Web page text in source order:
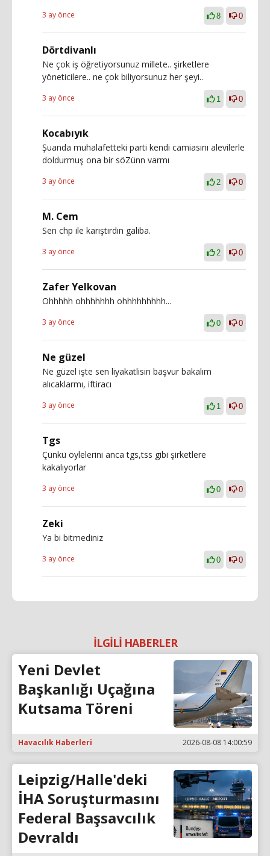
3 ay önce 8 0
Dörtdivanlı
Ne çok iş öğretiyorsunuz millete.. şirketlere
yöneticilere.. ne çok biliyorsunuz her şeyi..
3 ay önce 1 0
Kocabıyık
Şuanda muhalafetteki parti kendi camiasını alevilerle
doldurmuş ona bir söZünn varmı
3 ay önce 2 0
M. Cem
Sen chp ile karıştırdın galiba.
3 ay önce 2 0
Zafer Yelkovan
Ohhhhh ohhhhhhh ohhhhhhhhh...
3 ay önce 0 0
Ne güzel
Ne güzel işte sen liyakatlisin başvur bakalım
alıcaklarmı, iftiracı
3 ay önce 1 0
Tgs
Çünkü öylelerini anca tgs,tss gibi şirketlere
kakalıyorlar
3 ay önce 0 0
Zeki
Ya bi bitmediniz
3 ay önce 0 0
İLGİLİ HABERLER
Yeni Devlet
Başkanlığı Uçağına
Kutsama Töreni
Havacılık Haberleri 2026-08-08 14:00:59
Leipzig/Halle'deki
İHA Soruşturmasını
Federal Başsavcılık
Devraldı